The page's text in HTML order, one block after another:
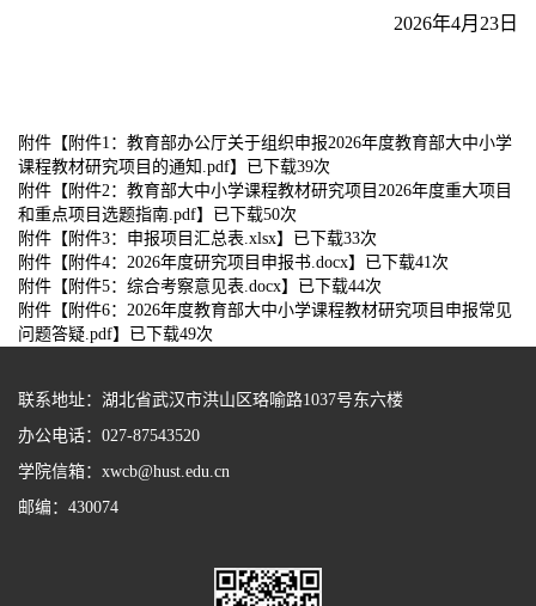
2026年4月23日
附件【附件1：教育部办公厅关于组织申报2026年度教育部大中小学
课程教材研究项目的通知.pdf】已下载39次
附件【附件2：教育部大中小学课程教材研究项目2026年度重大项目
和重点项目选题指南.pdf】已下载50次
附件【附件3：申报项目汇总表.xlsx】已下载33次
附件【附件4：2026年度研究项目申报书.docx】已下载41 次
附件【附件5：综合考察意见表.docx】已下载44次
附件【附件6：2026年度教育部大中小学课程教材研究项目申报常见
问题答疑.pdf】已下载49次
联系地址：湖北省武汉市洪山区珞喻路1037号东六楼
办公电话：027-87543520
学院信箱：xwcb@hust.edu.cn
邮编：430074